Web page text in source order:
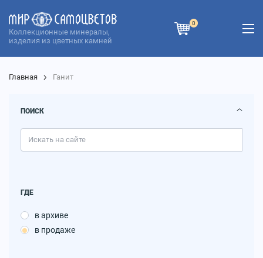
Коллекционные минералы,
изделия из цветных камней
0
Главная Ганит
ПОИСК
ГДЕ
в архиве
в продаже